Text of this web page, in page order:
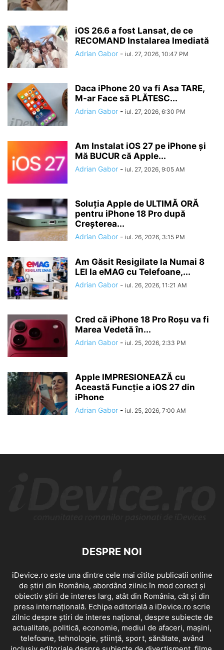
iOS 26.6 a fost Lansat, de ce
RECOMAND Instalarea Imediată
Adrian Gabor - iul. 27, 2026, 10:47 PM
Daca iPhone 20 va fi Asa TARE,
M-ar Face să PLĂTESC...
Adrian Gabor - iul. 27, 2026, 6:30 PM
Am Instalat iOS 27 pe iPhone și
Mă BUCUR că Apple...
Adrian Gabor - iul. 27, 2026, 9:05 AM
Soluția Apple de ULTIMĂ ORĂ
pentru iPhone 18 Pro după
Creșterea...
Adrian Gabor - iul. 26, 2026, 3:15 PM
Am Găsit Resigilate la Numai 8
LEI la eMAG cu Telefoane,...
Adrian Gabor - iul. 26, 2026, 11:21 AM
Cred că iPhone 18 Pro Roșu va fi
Marea Vedetă în...
Adrian Gabor - iul. 25, 2026, 2:33 PM
Apple IMPRESIONEAZĂ cu
Această Funcție a iOS 27 din
iPhone
Adrian Gabor - iul. 25, 2026, 7:00 AM
DESPRE NOI
iDevice.ro este una dintre cele mai citite publicatii online
de știri din România, abordând zilnic în mod corect și
obiectiv știri de interes larg, atât din România, cât și din
presa internațională. Echipa editorială a iDevice.ro scrie
zilnic despre știri de interes național, despre subiecte de
actualitate, politică, economie, mediul de afaceri, mașini,
telefoane, tehnologie, știință, sport, sănătate, având